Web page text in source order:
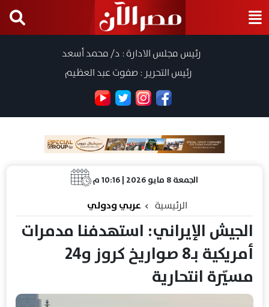
رئيس مجلس الادارة : د/ محمد أسعد
رئيس التحرير : صفوت عبد العظيم
الجمعة 8 مايو 2026 | 10:16 م
الرئيسية عربي ودولي
الجيش الإيراني: استهدفنا مدمرات
أمريكية بـ8 صواريخ كروز و24
مسيّرة انتحارية